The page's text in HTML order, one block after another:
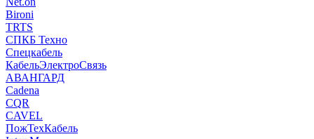
Bironi
TRTS
СПКБ Техно
Спецкабель
КабельЭлектроСвязь
АВАНГАРД
Cadena
CQR
CAVEL
ПожТехКабель